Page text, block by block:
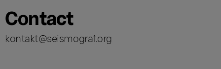
Contact
kontakt@seismograf.org